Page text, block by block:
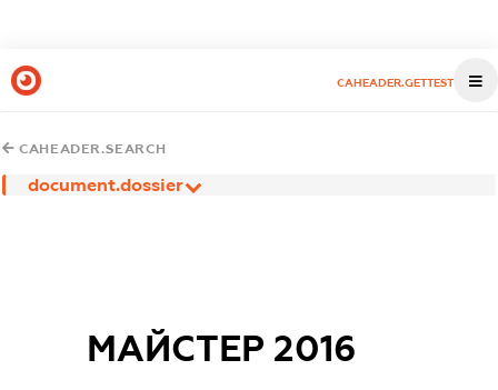
CAHEADER.GETTEST
CAHEADER.SEARCH
document.dossier
МАЙСТЕР 2016